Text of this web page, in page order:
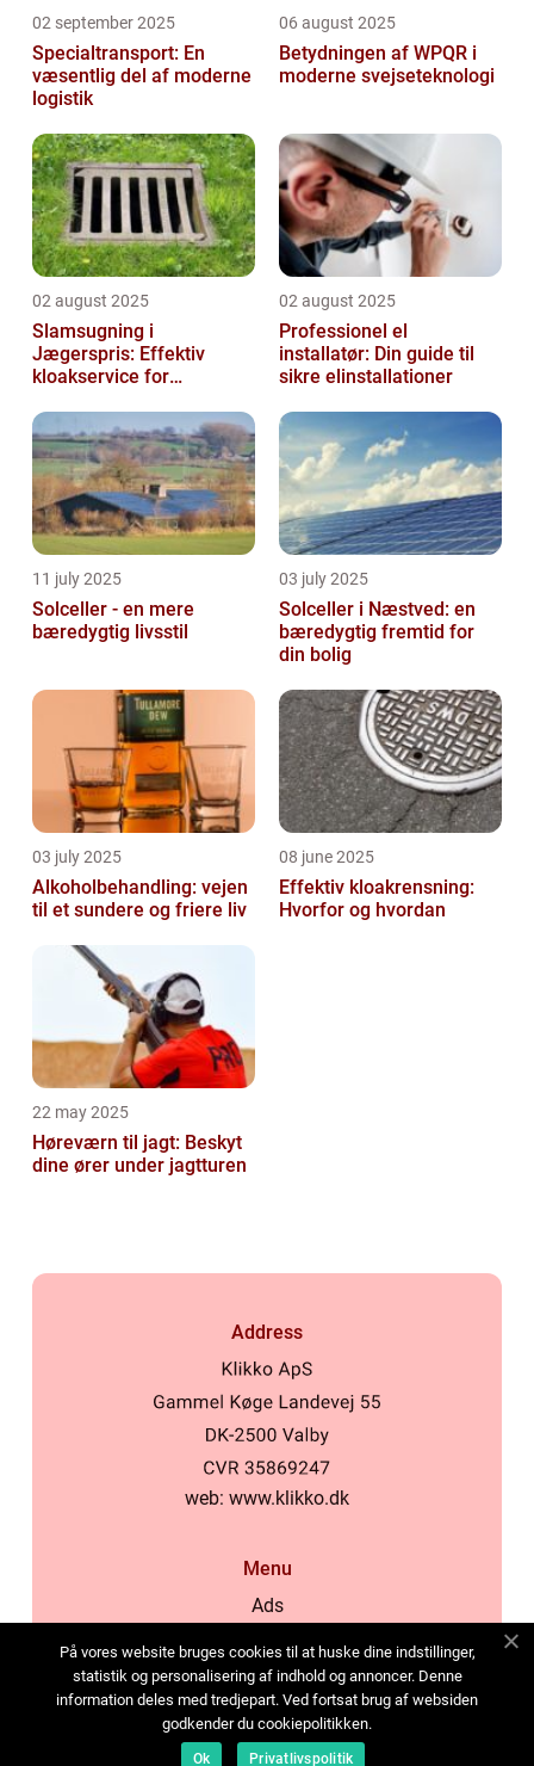
02 september 2025
Specialtransport: En
væsentlig del af moderne
logistik
06 august 2025
Betydningen af WPQR i
moderne svejseteknologi
02 august 2025
Slamsugning i
Jægerspris: Effektiv
kloakservice for
vedligeholdelse
02 august 2025
Professionel el
installatør: Din guide til
sikre elinstallationer
11 july 2025
Solceller - en mere
bæredygtig livsstil
03 july 2025
Solceller i Næstved: en
bæredygtig fremtid for
din bolig
03 july 2025
Alkoholbehandling: vejen
til et sundere og friere liv
08 june 2025
Effektiv kloakrensning:
Hvorfor og hvordan
22 may 2025
Høreværn til jagt: Beskyt
dine ører under jagtturen
Address
web: www.klikko.dk
Menu
Ads
Cookies
Contact
Sitemap
På vores website bruges cookies til at huske dine indstillinger,
statistik og personalisering af indhold og annoncer. Denne
information deles med tredjepart. Ved fortsat brug af websiden
godkender du cookiepolitikken.
Ok Privatlivspolitik